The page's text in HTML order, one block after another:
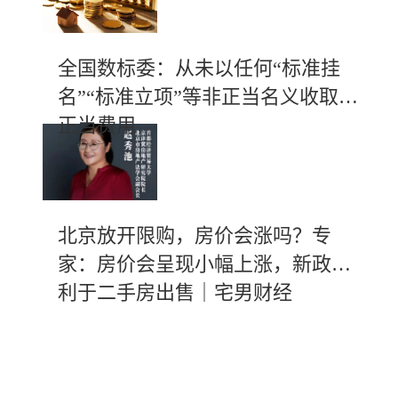
全国数标委：从未以任何“标准挂
名”“标准立项”等非正当名义收取不
正当费用
北京放开限购，房价会涨吗？专
家：房价会呈现小幅上涨，新政有
利于二手房出售｜宅男财经